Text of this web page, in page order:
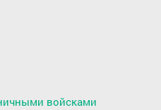
войсками